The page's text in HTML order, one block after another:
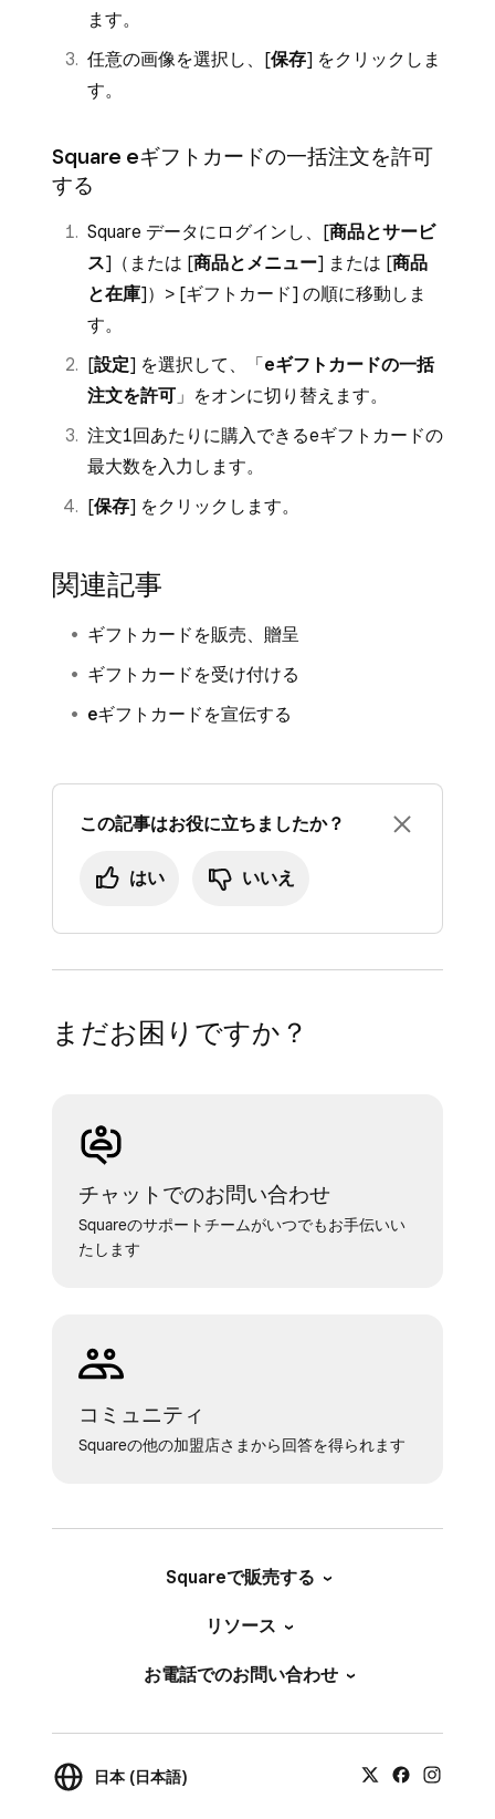
ます。
任意の画像を選択し、[保存] をクリックしま
す。
Square eギフトカードの一括注文を許可
する
Square データにログインし、[商品とサービ
ス]（または [商品とメニュー] または [商品
と在庫]）> [ギフトカード] の順に移動しま
す。
[設定] を選択して、「eギフトカードの一括
注文を許可 」をオンに切り替えます。
注文1回あたりに購入できるeギフトカードの
最大数を入力します。
[保存] をクリックします。
関連記事
ギフトカードを販売、贈呈
ギフトカードを受け付ける
eギフトカードを宣伝する
この記事はお役に立ちましたか？
はい いいえ
まだお困りですか？
チャットでのお問い合わせ
Squareのサポートチームがいつでもお手伝いい
たします
コミュニティ
Squareの他の加盟店さまから回答を得られます
Squareで販売する
リソース
お電話でのお問い合わせ
日本 (日本語)